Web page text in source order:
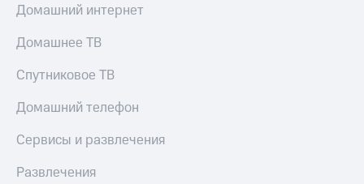
Домашний интернет
Домашнее ТВ
Спутниковое ТВ
Домашний телефон
Сервисы и развлечения
Развлечения